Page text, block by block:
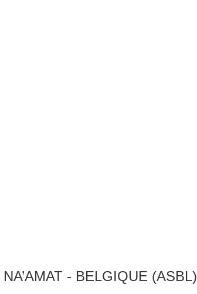
NA’AMAT - BELGIQUE (ASBL)